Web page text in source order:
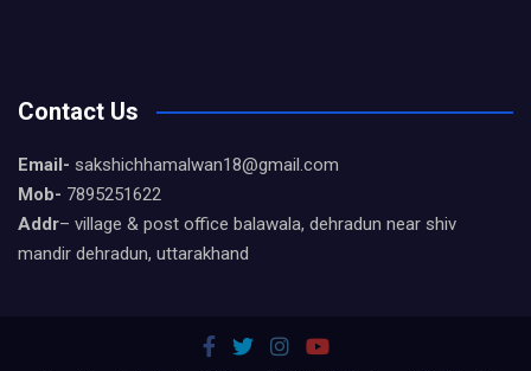
Contact Us
Email- sakshichhamalwan18@gmail.com
Mob- 7895251622
Addr– village & post office balawala, dehradun near shiv
mandir dehradun, uttarakhand